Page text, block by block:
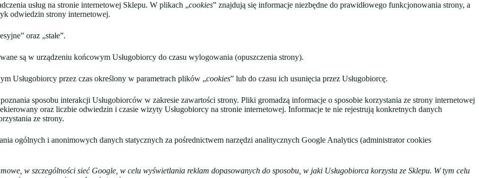
usług na stronie internetowej Sklepu. W plikach „cookies” znajdują się informacje niezbędne do prawidłowego funkcjonowania strony, a
odwiedzin strony internetowej.
oraz „stałe”.
są w urządzeniu końcowym Usługobiorcy do czasu wylogowania (opuszczenia strony).
Usługobiorcy przez czas określony w parametrach plików „cookies” lub do czasu ich usunięcia przez Usługobiorcę.
sposobu interakcji Usługobiorców w zakresie zawartości strony. Pliki gromadzą informacje o sposobie korzystania ze strony internetowej
oraz liczbie odwiedzin i czasie wizyty Usługobiorcy na stronie internetowej. Informacje te nie rejestrują konkretnych danych
ze strony.
ogólnych i anonimowych danych statycznych za pośrednictwem narzędzi analitycznych Google Analytics (administrator cookies
w szczególności sieć Google, w celu wyświetlania reklam dopasowanych do sposobu, w jaki Usługobiorca korzysta ze Sklepu. W tym celu